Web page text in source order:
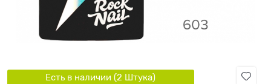
Есть в наличии (2 Штука)